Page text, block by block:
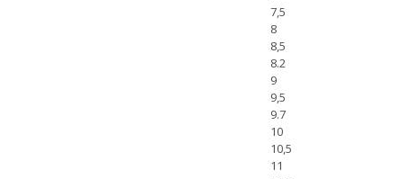
7,5
8
8,5
8.2
9
9,5
9.7
10
10,5
11